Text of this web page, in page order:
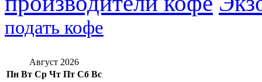
подать кофе
Август 2026
Пн Вт Ср Чт Пт Сб Вс